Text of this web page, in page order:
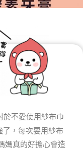
於不愛使用紗布巾
，每次要用紗布
媽真的好擔心會造